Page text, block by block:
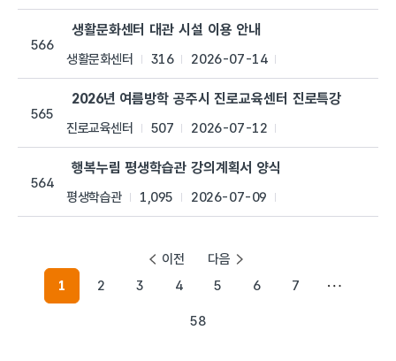
566
생활문화센터 대관 시설 이용 안내
생활문화센터 316 2026-07-14
565
2026년 여름방학 공주시 진로교육센터 진로특강
진로교육센터 507 2026-07-12
564
행복누림 평생학습관 강의계획서 양식
평생학습관 1,095 2026-07-09
이전
1
2 3 4 5 6 7
58
다음